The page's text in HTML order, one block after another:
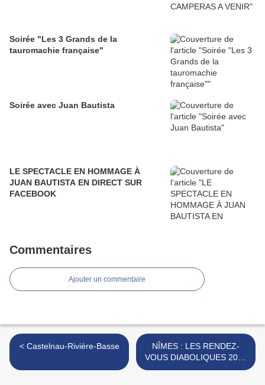
Soirée "Les 3 Grands de la
tauromachie française"
Soirée avec Juan Bautista
LE SPECTACLE EN HOMMAGE À
JUAN BAUTISTA EN DIRECT SUR
FACEBOOK
Commentaires
Ajouter un commentaire
< Castelnau-Rivière-Basse
NÎMES : LES RENDEZ-
VOUS DIABOLIQUES 2022
>